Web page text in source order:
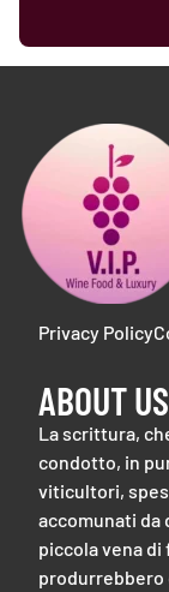
Privacy Policy
ABOUT US
La scrittura,
condotto, in
viticultori,
accomunati da
piccola vena di
produrrebbero